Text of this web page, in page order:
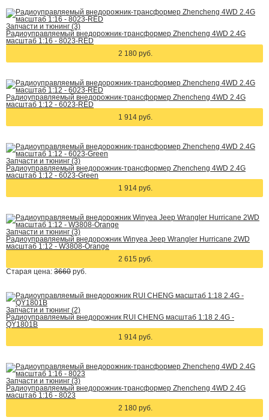
Запчасти и тюнинг (3)
Радиоуправляемый внедорожник-трансформер Zhencheng 4WD 2.4G
масштаб 1:16 - 8023-RED
2 180 руб.
Радиоуправляемый внедорожник-трансформер Zhencheng 4WD 2.4G
масштаб 1:12 - 6023-RED
1 914 руб.
Запчасти и тюнинг (3)
Радиоуправляемый внедорожник-трансформер Zhencheng 4WD 2.4G
масштаб 1:12 - 6023-Green
1 914 руб.
Запчасти и тюнинг (3)
Радиоуправляемый внедорожник Winyea Jeep Wrangler Hurricane 2WD
масштаб 1:12 - W3808-Orange
2 615 руб.
Старая цена: 3660 руб.
Запчасти и тюнинг (2)
Радиоуправляемый внедорожник RUI CHENG масштаб 1:18 2.4G -
QY1801B
1 914 руб.
Запчасти и тюнинг (3)
Радиоуправляемый внедорожник-трансформер Zhencheng 4WD 2.4G
масштаб 1:16 - 8023
2 180 руб.